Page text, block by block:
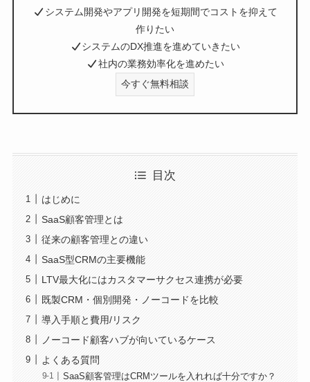
システム開発やアプリ開発を短期間でコストを抑えて
作りたい
システムのDX推進を進めていきたい
社内の業務効率化を進めたい
今すぐ無料相談
目次
はじめに
SaaS顧客管理とは
従来の顧客管理との違い
SaaS型CRMの主要機能
LTV最大化にはカスタマーサクセス連携が必要
既製CRM・個別開発・ノーコードを比較
導入手順と費用/リスク
ノーコード顧客ハブが向いているケース
よくある質問
SaaS顧客管理はCRMツールを入れれば十分ですか？